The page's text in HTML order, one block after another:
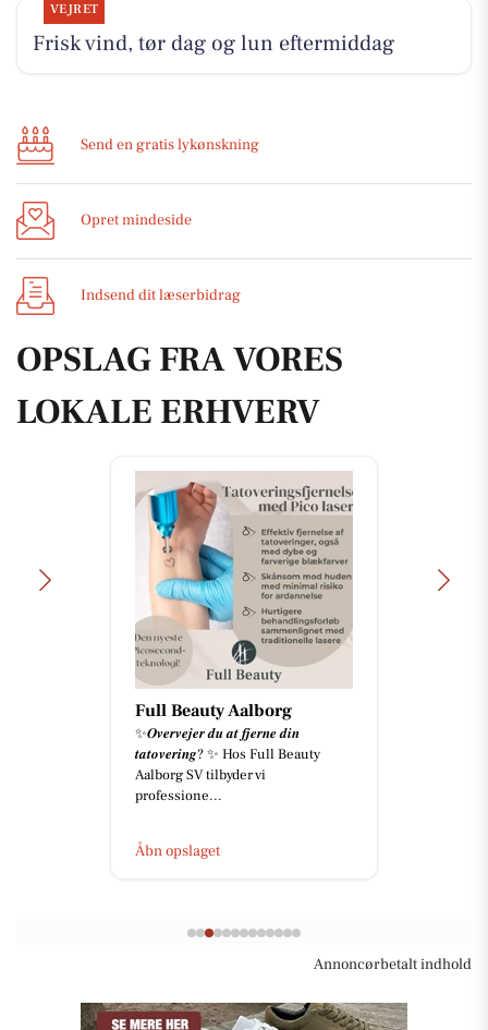
VEJRET
Frisk vind, tør dag og lun eftermiddag
Send en gratis lykønskning
Opret mindeside
Indsend dit læserbidrag
OPSLAG FRA VORES
LOKALE ERHVERV
Full Beauty Aalborg
✨𝑶𝒗𝒆𝒓𝒗𝒆𝒋𝒆𝒓 𝒅𝒖 𝒂𝒕 𝒇𝒋𝒆𝒓𝒏𝒆 𝒅𝒊𝒏
𝒕𝒂𝒕𝒐𝒗𝒆𝒓𝒊𝒏𝒈? ✨ Hos Full Beauty
Aalborg SV tilbyder vi
professione...
Åbn opslaget
Annoncørbetalt indhold